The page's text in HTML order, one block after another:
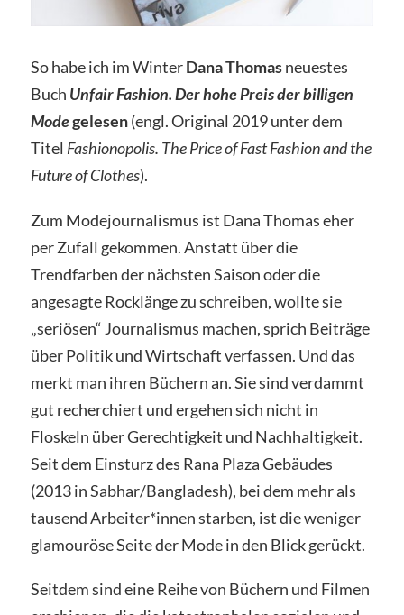
So habe ich im WinterDana Thomasneuestes
Buch Unfair Fashion. Der hohe Preis der billigen
Modegelesen(engl. Original 2019 unter dem
Titel Fashionopolis. The Price of Fast Fashion and the
Future of Clothes).
Zum Modejournalismus ist Dana Thomas eher
per Zufall gekommen. Anstatt über die
Trendfarben der nächsten Saison oder die
angesagte Rocklänge zu schreiben, wollte sie
„seriösen“ Journalismus machen, sprich Beiträge
über Politik und Wirtschaft verfassen. Und das
merkt man ihren Büchern an. Sie sind verdammt
gut recherchiert und ergehen sich nicht in
Floskeln über Gerechtigkeit und Nachhaltigkeit.
Seit dem Einsturz des Rana Plaza Gebäudes
(2013 in Sabhar/Bangladesh), bei dem mehr als
tausend Arbeiter*innen starben, ist die weniger
glamouröse Seite der Mode in den Blick gerückt.
Seitdem sind eine Reihe von Büchern und Filmen